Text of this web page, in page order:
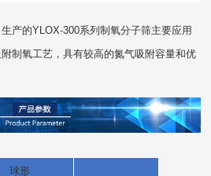
产的YLOX-300系列制氧分子筛主要应用
制氧工艺，具有较高的氮气吸附容量和优
球形